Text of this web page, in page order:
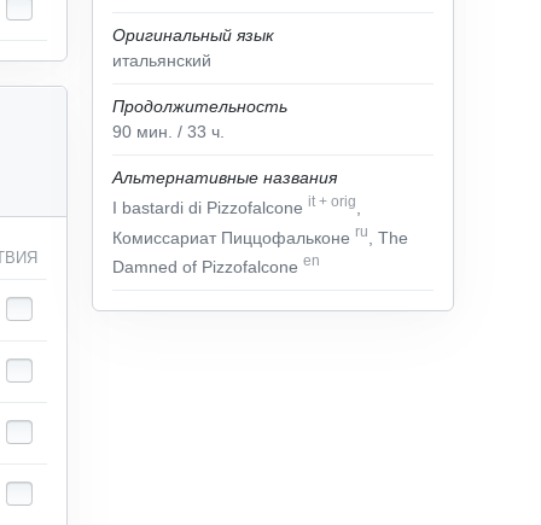
Оригинальный язык
итальянский
Продолжительность
90 мин. / 33 ч.
Альтернативные названия
I bastardi di Pizzofalcone it + orig
Комиссариат Пиццофальконе ru
, The
Damned of Pizzofalcone en